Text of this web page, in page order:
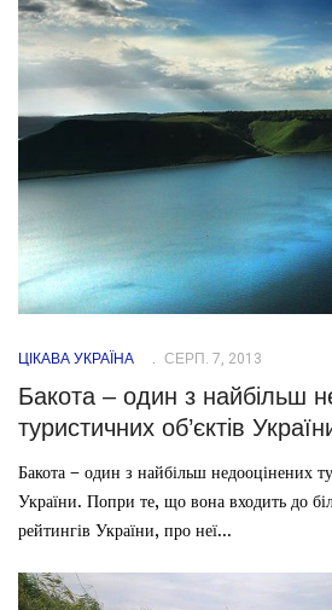
ЦІКАВА УКРАЇНА СЕРП. 7, 2013
Бакота – один з найбільш
туристичних об’єктів
Бакота – один з найбільш недооцінених
України. Попри те, що вона входить до
рейтингів України, про неї...